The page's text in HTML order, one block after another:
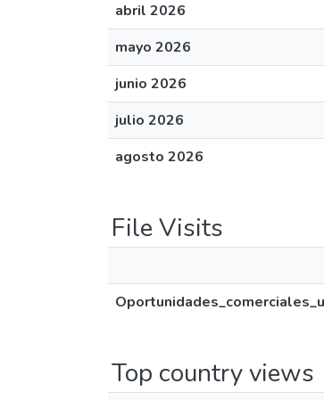
abril 2026
mayo 2026
junio 2026
julio 2026
agosto 2026
File Visits
Top country views